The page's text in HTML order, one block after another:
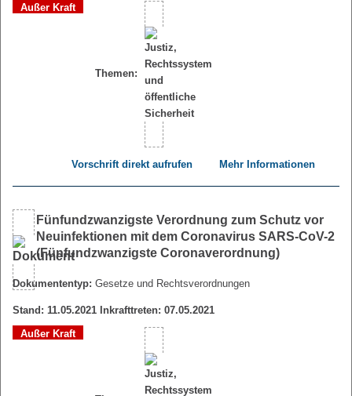
Außer Kraft
Themen:
Vorschrift direkt aufrufen Mehr Informationen
Fünfundzwanzigste Verordnung zum Schutz vor
Neuinfektionen mit dem Coronavirus SARS-CoV-2
(Fünfundzwanzigste Coronaverordnung)
Dokumententyp: Gesetze und Rechtsverordnungen
Stand: 11.05.2021 Inkrafttreten: 07.05.2021
Außer Kraft